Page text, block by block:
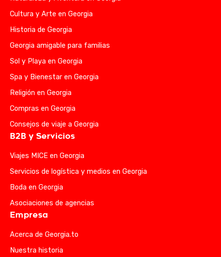
Cultura y Arte en Georgia
Historia de Georgia
Georgia amigable para familias
Sol y Playa en Georgia
Spa y Bienestar en Georgia
Religión en Georgia
Compras en Georgia
Consejos de viaje a Georgia
B2B y Servicios
Viajes MICE en Georgia
Servicios de logística y medios en Georgia
Boda en Georgia
Asociaciones de agencias
Empresa
Acerca de Georgia.to
Nuestra historia